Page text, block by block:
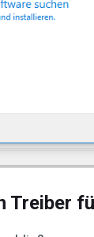
Treiber